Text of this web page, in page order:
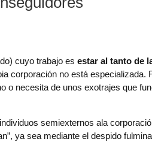
cuyo trabajo esestar al tanto de
corporación no está
necesita de unos exotrajes que
semiexternos ala
ya sea mediante el despido